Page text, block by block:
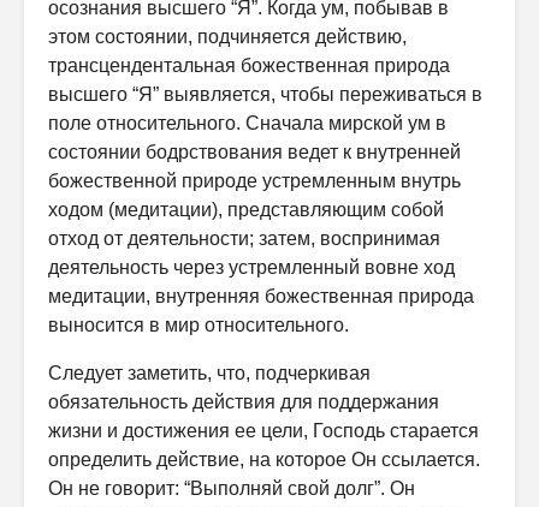
осознания высшего “Я”. Когда ум, побывав в
этом состоянии, подчиняется действию,
трансцендентальная божественная природа
высшего “Я” выявляется, чтобы переживаться в
поле относительного. Сначала мирской ум в
состоянии бодрствования ведет к внутренней
божественной природе устремленным внутрь
ходом (медитации), представляющим собой
отход от деятельности; затем, воспринимая
деятельность через устремленный вовне ход
медитации, внутренняя божественная природа
выносится в мир относительного.
Следует заметить, что, подчеркивая
обязательность действия для поддержания
жизни и достижения ее цели, Господь старается
определить действие, на которое Он ссылается.
Он не говорит: “Выполняй свой долг”. Он